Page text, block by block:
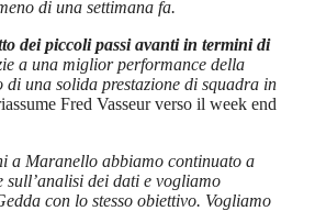
di una settimana fa.
dei piccoli passi avanti in termini di
a una miglior performance della
di una solida prestazione di squadra in
Fred Vasseur verso il week end
a Maranello abbiamo continuato a
sull’analisi dei dati e vogliamo
con lo stesso obiettivo. Vogliamo